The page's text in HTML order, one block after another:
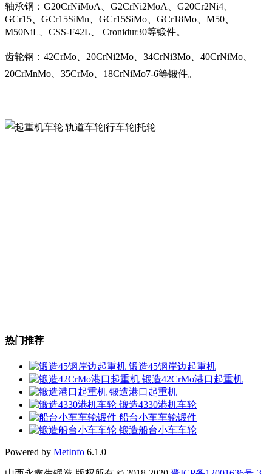
轴承钢：G20CrNiMoA、G2CrNi2MoA、G20Cr2Ni4、
GCr15、GCr15SiMn、GCr15SiMo、GCr18Mo、M50、
M50NiL、CSS-F42L、 Cronidur30等锻件。
齿轮钢：42CrMo、20CrNi2Mo、34CrNi3Mo、40CrNiMo、
20CrMnMo、35CrMo、18CrNiMo7-6等锻件。
热门推荐
锻造45钢岸边起重机
锻造42CrMo港口起重机
锻造港口起重机
锻造4330港机车轮
船台小车车轮锻件
锻造船台小车车轮
Powered by MetInfo 6.1.0